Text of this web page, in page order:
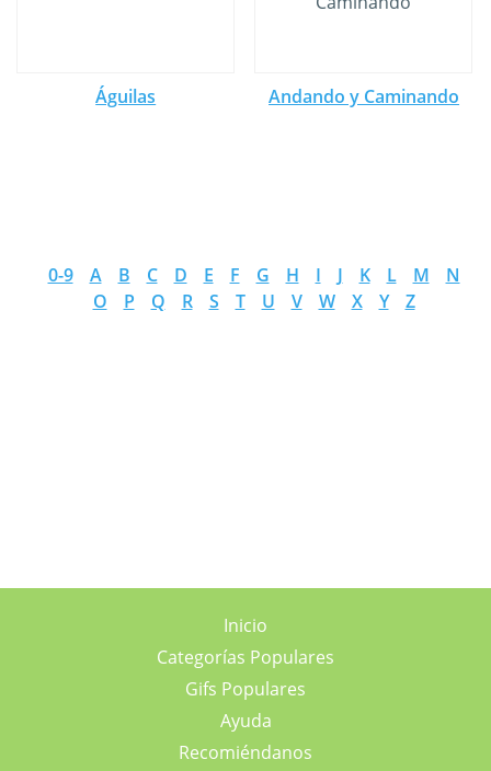
Águilas Andando y Caminando
0-9 A B C D E F G H I J K L M
N
O
P Q R S T U V W X Y Z
Inicio
Categorías Populares
Gifs Populares
Ayuda
Recomiéndanos